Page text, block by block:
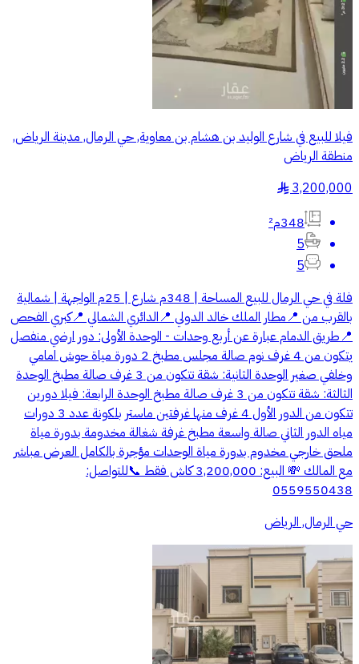
فيلا للبيع في شارع الوليد بن هشام بن معاوية, حي الرمال, مدينة الرياض,
منطقة الرياض
3,200,000
§
348م²
5
5
فلة في حي الرمال للبيع المساحة | 348م شارع | 25م الواجهة | شمالية
بالقرب من 📍مطار الملك خالد الدولي 📍الدائري الشمالي 📍كبري الفحص
📍طريق الدمام عبارة عن أربع وحدات - الوحدة الأولى: دور ارضي منفصل
يتكون من 4 غرف نوم صالة مجلس مطبخ 2 دورة مياة حوش امامي
وخلفي صغير الوحدة الثانية: شقة تتكون من 3 غرف صالة مطبخ الوحدة
الثالثة: شقة تتكون من 3 غرف صالة مطبخ الوحدة الرابعة: فيلا دورين
تتكون من الدور الأول 4 غرف منها غرفتين ماستر بلكونة عدد 3 دورات
مياه الدور الثاني صالة واسعة مطبخ غرفة شغالة مخدومة بدورة مياة
ملحق خارجي مخدوم بدورة مياة الوحدات مؤجرة بالكامل العرض مباشر
مع المالك 💸 البيع: 3,200,000 كاش فقط 📞للتواصل:
0559550438
حي الرمال, الرياض